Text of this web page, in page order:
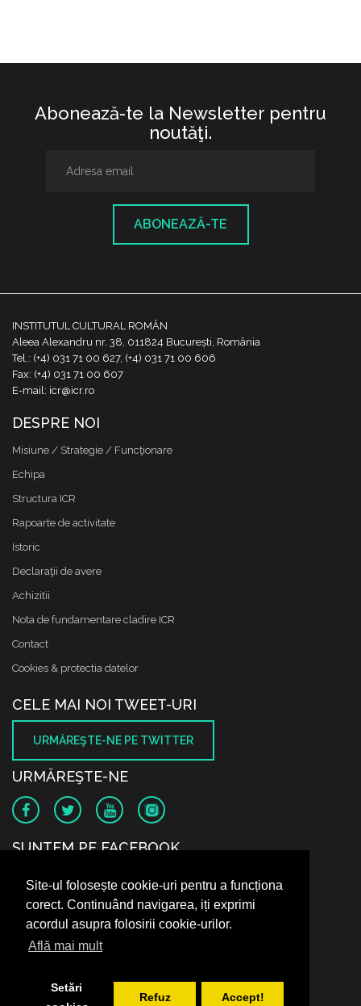
Site-ul folosește cookie-uri pentru a funcționa
corect. Continuând navigarea, iți exprimi
acordul asupra folosirii cookie-urilor.
Află mai mult
Setări
Refuz Accept!
Abonează-te la Newsletter pentru
noutăţi.
ABONEAZĂ-TE
INSTITUTUL CULTURAL ROMÂN
Aleea Alexandru nr. 38, 011824 București, România
Tel.: (+4) 031 71 00 627, (+4) 031 71 00 606
Fax: (+4) 031 71 00 607
E-mail: icr@icr.ro
DESPRE NOI
Misiune / Strategie / Funcţionare
Echipa
Structura ICR
Rapoarte de activitate
Istoric
Declaraţii de avere
Achizitii
Nota de fundamentare cladire ICR
Contact
Cookies & protectia datelor
CELE MAI NOI TWEET-URI
URMĂREŞTE-NE PE TWITTER
URMĂREŞTE-NE
SUNTEM PE FACEBOOK